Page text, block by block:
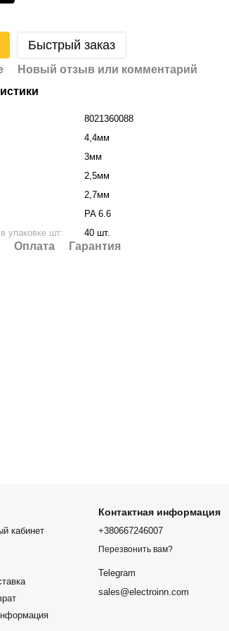
Быстрый заказ
Новый отзыв или комментарий
8021360088
4,4мм
3мм
2,5мм
2,7мм
PA 6.6
упаковке шт:
40 шт.
Оплата Гарантия
кабинет
Контактная информация
+380667246007
Перезвонить вам?
Telegram
sales@electroinn.com